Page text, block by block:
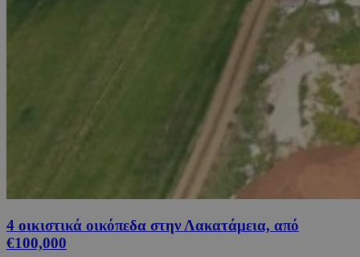
4 οικιστικά οικόπεδα στην Λακατάμεια, από
€100,000